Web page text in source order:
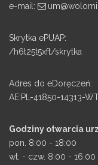
e-mail:
Skrytka ePUAP:
/h6t25t5xft/skrytka
Adres do eDoręczeń:
AE:PL-41850-14313-
Godziny otwarcia
pon. 8:00 - 18:00
wt. - czw. 8:00 - 16:00